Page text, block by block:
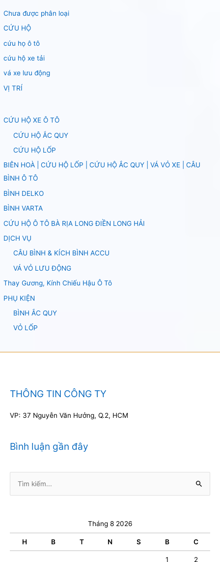
Chưa được phân loại
CỨU HỘ
cứu họ ô tô
cứu hộ xe tải
vá xe lưu động
VỊ TRÍ
CỨU HỘ XE Ô TÔ
CỨU HỘ ẮC QUY
CỨU HỘ LỐP
BIÊN HOÀ | CỨU HỘ LỐP | CỨU HỘ ẮC QUY | VÁ VỎ XE | CÂU
BÌNH Ô TÔ
BÌNH DELKO
BÌNH VARTA
CỨU HỘ Ô TÔ BÀ RỊA LONG ĐIỀN LONG HẢI
DỊCH VỤ
CÂU BÌNH & KÍCH BÌNH ACCU
VÁ VỎ LƯU ĐỘNG
Thay Gương, Kính Chiếu Hậu Ô Tô
PHỤ KIỆN
BÌNH ẮC QUY
VỎ LỐP
THÔNG TIN CÔNG TY
VP: 37 Nguyễn Văn Hưởng, Q.2, HCM
Bình luận gần đây
kiếm:
Tháng 8 2026
H B T N S B C
1 2